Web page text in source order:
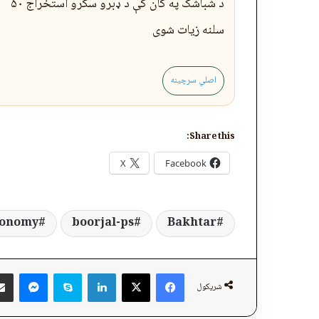
د شباشک په کان کې د ډبرو سکرو استخراج ۵۰
سلنه زیات شوی
اصلي سرچینه
Share this:
Facebook
X
Bakhtar
boorjal-ps
شریکول
Facebook
X
LinkedIn
Skype